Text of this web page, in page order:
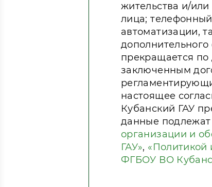
жительства и/
лица;
автоматизации,
прекращается
заключенным
настоящее
Кубанский ГАУ
данные
организации и
ГАУ»,
ФГБОУ ВО